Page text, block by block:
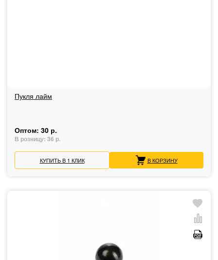
Пукля лайм
Оптом: 30 р.
В розницу: 36 р.
КУПИТЬ В 1 КЛИК В КОРЗИНУ